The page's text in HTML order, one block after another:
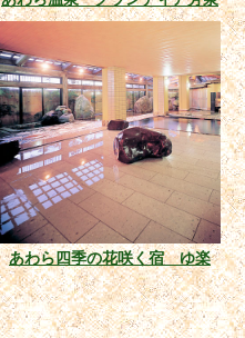
あわら四季の花咲く宿 ゆ楽